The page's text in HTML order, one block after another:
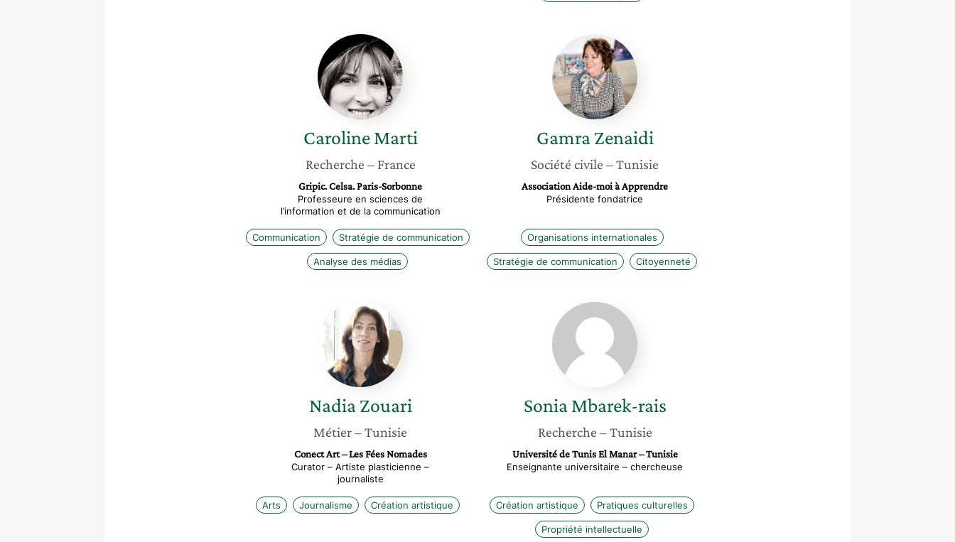
Caroline
Marti
Caroline Marti
Recherche – France
Gripic. Celsa. Paris-Sorbonne
Professeure en sciences de
l’information et de la communication
Communication Stratégie de communication
Analyse des médias
Gamra
Zenaidi
Gamra Zenaidi
Société civile – Tunisie
Association Aide-moi à Apprendre
Présidente fondatrice
Organisations internationales
Stratégie de communication Citoyenneté
Nadia
Zouari
Nadia Zouari
Métier– Tunisie
Conect Art – Les Fées Nomades
Curator – Artiste plasticienne –
journaliste
Arts Journalisme Création artistique
Sonia
Mbarek-
Sonia Mbarek-rais
Recherche – Tunisie
Université de Tunis El Manar – Tunisie
Enseignante universitaire – chercheuse
Création artistique Pratiques culturelles
Propriété intellectuelle